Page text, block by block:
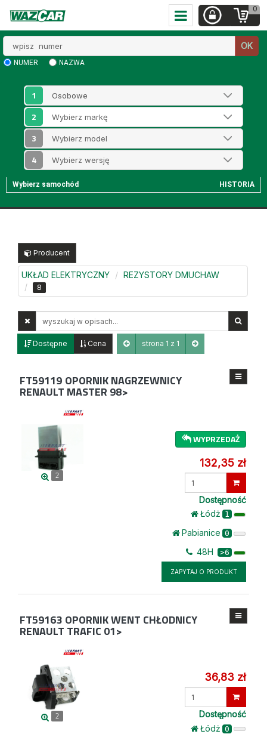
0
numer
OK
NUMER NAZWA
1
2
3
4
Wybierz samochód HISTORIA
Producent
UKŁAD ELEKTRYCZNY REZYSTORY DMUCHAW
8
opisach
Dostępne Cena strona 1 z 1
FT59119 OPORNIK NAGRZEWNICY
RENAULT MASTER 98>
2
WYPRZEDAŻ
132,35 zł
Dostępność
Łódż 1
Pabianice 0
48H >6
ZAPYTAJ O PRODUKT
FT59163 OPORNIK WENT CHŁODNICY
RENAULT TRAFIC 01>
2
36,83 zł
Dostępność
Łódż 0